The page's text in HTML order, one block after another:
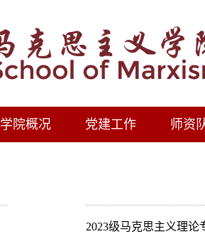
学院概况 党建工作 师资
2023级马克思主义理